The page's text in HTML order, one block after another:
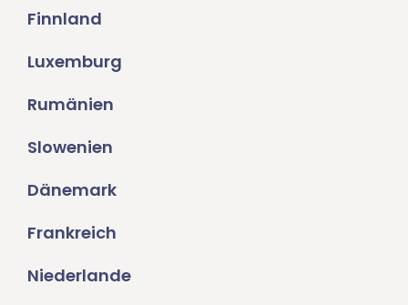
Finnland
Luxemburg
Rumänien
Slowenien
Dänemark
Frankreich
Niederlande